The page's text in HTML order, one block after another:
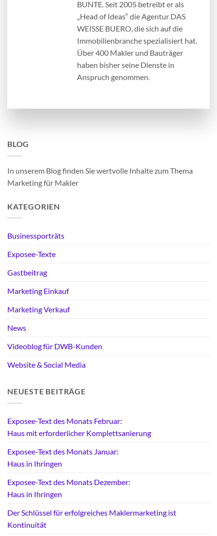
BUNTE. Seit 2005 betreibt er als
„Head of Ideas“ die Agentur DAS
WEISSE BUERO, die sich auf die
Immobilienbranche spezialisiert hat.
Über 400 Makler und Bauträger
haben bisher seine Dienste in
Anspruch genommen.
BLOG
In unserem Blog finden Sie wertvolle Inhalte zum Thema
Marketing für Makler
KATEGORIEN
Businessporträts
Exposee-Texte
Gastbeitrag
Marketing Einkauf
Marketing Verkauf
News
Videoblog für DWB-Kunden
Website & Social Media
NEUESTE BEITRÄGE
Exposee-Text des Monats Februar:
Haus mit erforderlicher Komplettsanierung
Exposee-Text des Monats Januar:
Haus in Ihringen
Exposee-Text des Monats Dezember:
Haus in Ihringen
Der Schlüssel für erfolgreiches Maklermarketing ist
Kontinuität